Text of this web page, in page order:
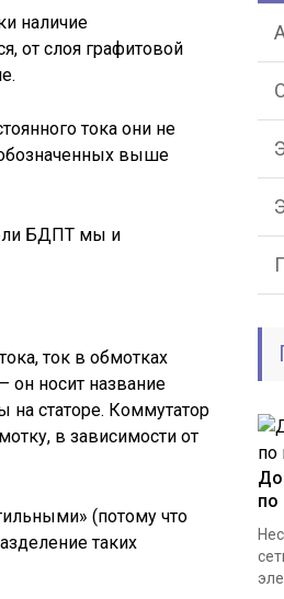
наличие
от слоя графитовой
тока они не
выше
БДПТ мы и
ток в обмотках
он носит название
на статоре. Коммутатор
в зависимости от
(потому что
таких
по